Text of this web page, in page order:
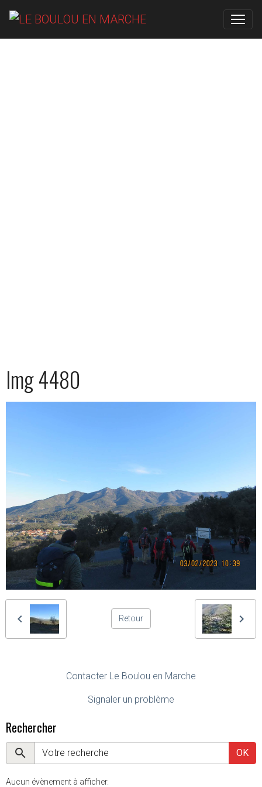
Img 4480
Retour
Contacter Le Boulou en Marche
Signaler un problème
Rechercher
OK
Aucun évènement à afficher.